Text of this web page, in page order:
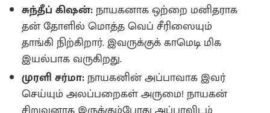
சுந்தீப் கிஷன்:நாயகனாக ஒற்றை மனிதராக
தன் தோளில் மொத்த வெப் சீரிஸையும்
தாங்கி நிற்கிறார். இவருக்குக் காமெடி மிக
இயல்பாக வருகிறது.
முரளி சர்மா:நாயகனின் அப்பாவாக இவர்
செய்யும் அலப்பறைகள் அருமை! நாயகன்